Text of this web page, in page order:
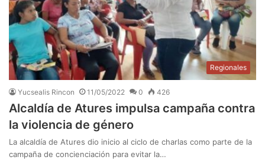
Regionales
Yucsealis Rincon 11/05/2022 0 426
Alcaldía de Atures impulsa campaña contra
la violencia de género
La alcaldía de Atures dio inicio al ciclo de charlas como parte de la
campaña de concienciación para evitar la…